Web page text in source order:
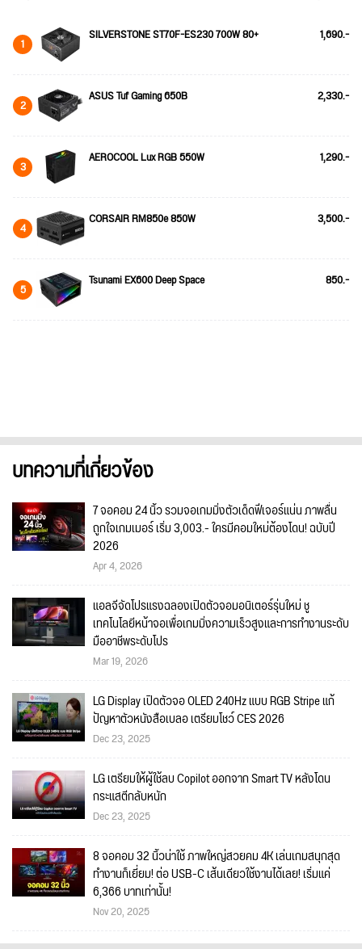
1 SILVERSTONE ST70F-ES230 700W 80+ 1,690.-
2 ASUS Tuf Gaming 650B 2,330.-
3 AEROCOOL Lux RGB 550W 1,290.-
4 CORSAIR RM850e 850W 3,500.-
5 Tsunami EX600 Deep Space 850.-
บทความที่เกี่ยวข้อง
7 จอคอม 24 นิ้ว รวมจอเกมมิ่งตัวเด็ดฟีเจอร์แน่น ภาพลื่น
ถูกใจเกมเมอร์ เริ่ม 3,003.- ใครมีคอมใหม่ต้องโดน! ฉบับปี
2026
Apr 4, 2026
แอลจีจัดโปรแรงฉลองเปิดตัวจอมอนิเตอร์รุ่นใหม่ ชู
เทคโนโลยีหน้าจอเพื่อเกมมิ่งความเร็วสูงและการทำงานระดับ
มืออาชีพระดับโปร
Mar 19, 2026
LG Display เปิดตัวจอ OLED 240Hz แบบ RGB Stripe แก้
ปัญหาตัวหนังสือเบลอ เตรียมโชว์ CES 2026
Dec 23, 2025
LG เตรียมให้ผู้ใช้ลบ Copilot ออกจาก Smart TV หลังโดน
กระแสตีกลับหนัก
Dec 23, 2025
8 จอคอม 32 นิ้วน่าใช้ ภาพใหญ่สวยคม 4K เล่นเกมสนุกสุด
ทำงานก็เยี่ยม! ต่อ USB-C เส้นเดียวใช้งานได้เลย! เริ่มแค่
6,366 บาทเท่านั้น!
Nov 20, 2025